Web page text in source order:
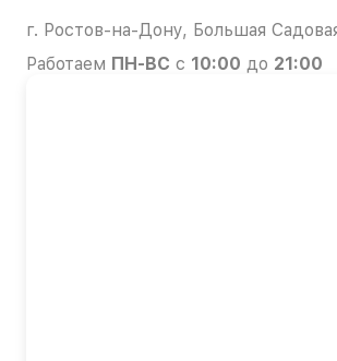
г. Ростов-на-Дону, Большая
Работаем ПН-ВС с 10:00 до 21:00